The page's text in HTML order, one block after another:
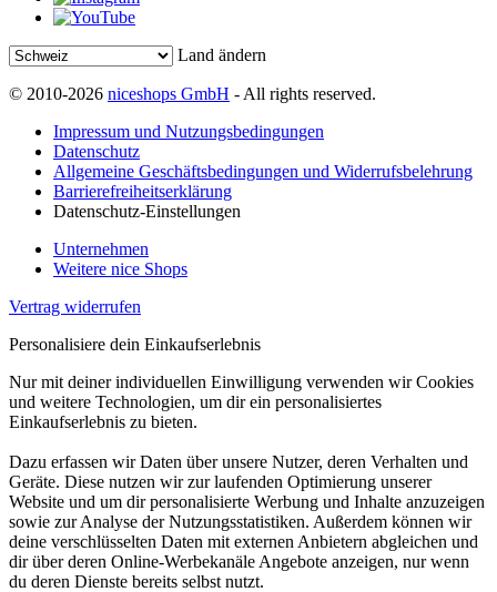
Land ändern
© 2010-2026 niceshops GmbH - All rights reserved.
Impressum und Nutzungsbedingungen
Datenschutz
Allgemeine Geschäftsbedingungen und Widerrufsbelehrung
Barrierefreiheitserklärung
Datenschutz-Einstellungen
Unternehmen
Weitere nice Shops
Vertrag widerrufen
Personalisiere dein Einkaufserlebnis
Nur mit deiner individuellen Einwilligung verwenden wir Cookies
und weitere Technologien, um dir ein personalisiertes
Einkaufserlebnis zu bieten.
Dazu erfassen wir Daten über unsere Nutzer, deren Verhalten und
Geräte. Diese nutzen wir zur laufenden Optimierung unserer
Website und um dir personalisierte Werbung und Inhalte anzuzeigen
sowie zur Analyse der Nutzungsstatistiken. Außerdem können wir
deine verschlüsselten Daten mit externen Anbietern abgleichen und
dir über deren Online-Werbekanäle Angebote anzeigen, nur wenn
du deren Dienste bereits selbst nutzt.